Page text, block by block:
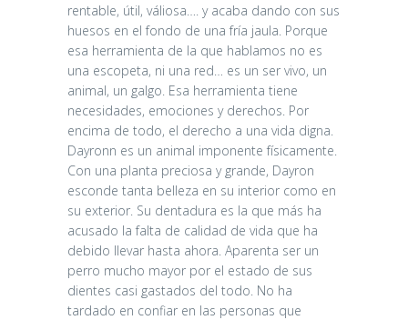
rentable, útil, váliosa…. y acaba dando con sus
huesos en el fondo de una fría jaula. Porque
esa herramienta de la que hablamos no es
una escopeta, ni una red… es un ser vivo, un
animal, un galgo. Esa herramienta tiene
necesidades, emociones y derechos. Por
encima de todo, el derecho a una vida digna.
Dayronn es un animal imponente físicamente.
Con una planta preciosa y grande, Dayron
esconde tanta belleza en su interior como en
su exterior. Su dentadura es la que más ha
acusado la falta de calidad de vida que ha
debido llevar hasta ahora. Aparenta ser un
perro mucho mayor por el estado de sus
dientes casi gastados del todo. No ha
tardado en confiar en las personas que